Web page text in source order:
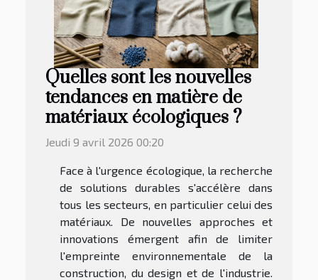
Quelles sont les nouvelles
tendances en matière de
matériaux écologiques ?
Jeudi 9 avril 2026 00:20
Face à l'urgence écologique, la recherche
de solutions durables s'accélère dans
tous les secteurs, en particulier celui des
matériaux. De nouvelles approches et
innovations émergent afin de limiter
l'empreinte environnementale de la
construction, du design et de l'industrie.